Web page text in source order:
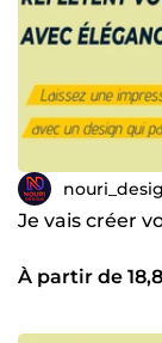
Je m'engage à
impeccable, sur
Je vais créer
À partir de